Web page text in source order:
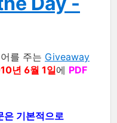
를 주는 Giveaway
년 6월 1일에 PDF
은 기본적으로